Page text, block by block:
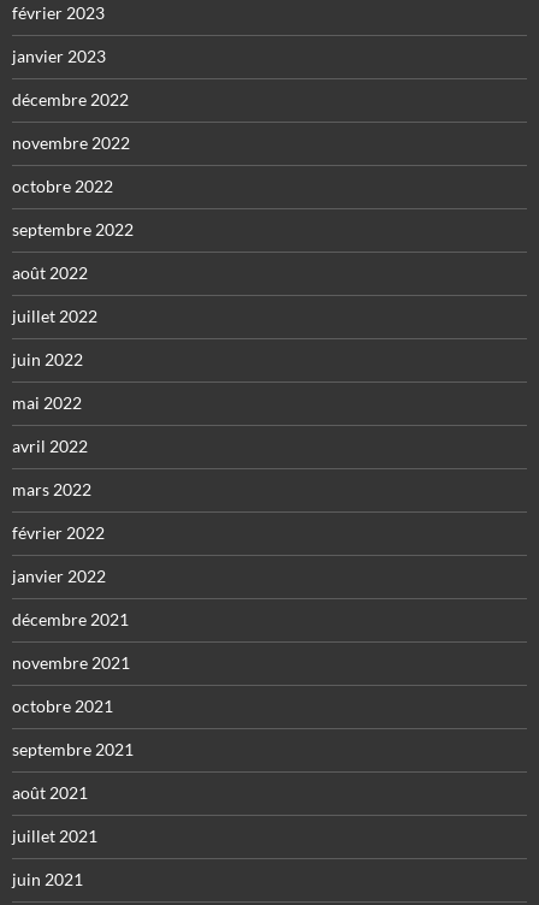
février 2023
janvier 2023
décembre 2022
novembre 2022
octobre 2022
septembre 2022
août 2022
juillet 2022
juin 2022
mai 2022
avril 2022
mars 2022
février 2022
janvier 2022
décembre 2021
novembre 2021
octobre 2021
septembre 2021
août 2021
juillet 2021
juin 2021